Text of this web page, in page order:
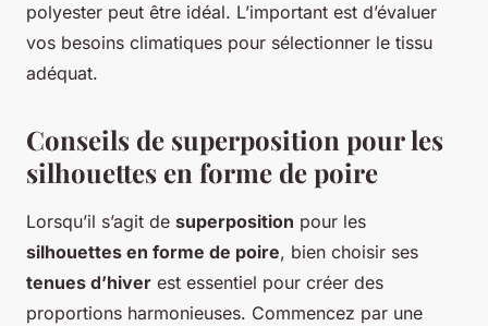
polyester peut être idéal. L’important est d’évaluer
vos besoins climatiques pour sélectionner le tissu
adéquat.
Conseils de superposition pour les
silhouettes en forme de poire
Lorsqu’il s’agit de superposition pour les
silhouettes en forme de poire, bien choisir ses
tenues d’hiver est essentiel pour créer des
proportions harmonieuses. Commencez par une